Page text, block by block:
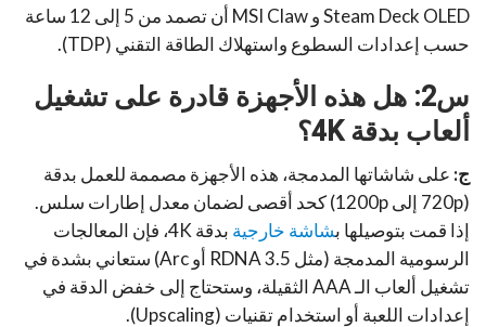
Steam Deck OLED و MSI Claw أن تصمد من 5 إلى 12 ساعة
حسب إعدادات السطوع واستهلاك الطاقة التقني (TDP).
س2: هل هذه الأجهزة قادرة على تشغيل
ألعاب بدقة 4K؟
ج: على شاشاتها المدمجة، هذه الأجهزة مصممة للعمل بدقة
(720p إلى 1200p) كحد أقصى لضمان معدل إطارات سلس.
إذا قمت بتوصيلها بشاشة خارجية
بدقة 4K، فإن المعالجات
الرسومية المدمجة (مثل RDNA 3.5 أو Arc) ستعاني بشدة في
تشغيل ألعاب الـ AAA الثقيلة، وستحتاج إلى خفض الدقة في
إعدادات اللعبة أو استخدام تقنيات (Upscaling).